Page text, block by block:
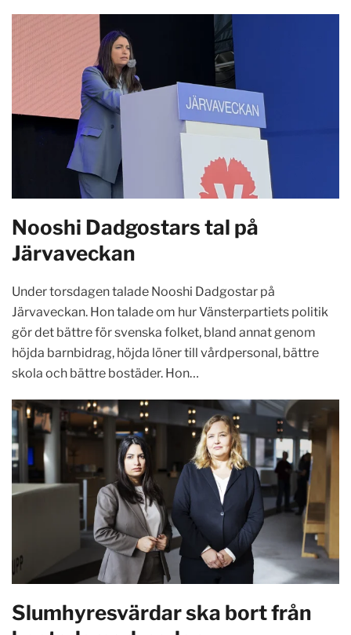
Nooshi Dadgostars tal på
Järvaveckan
Under torsdagen talade Nooshi Dadgostar på
Järvaveckan. Hon talade om hur Vänsterpartiets politik
gör det bättre för svenska folket, bland annat genom
höjda barnbidrag, höjda löner till vårdpersonal, bättre
skola och bättre bostäder. Hon…
Slumhyresvärdar ska bort från